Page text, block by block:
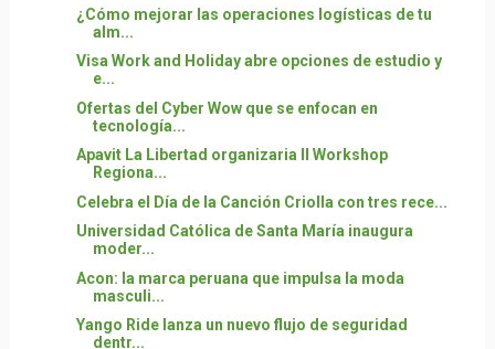
¿Cómo mejorar las operaciones logísticas de tu
alm...
Visa Work and Holiday abre opciones de estudio y
e...
Ofertas del Cyber Wow que se enfocan en
tecnología...
Apavit La Libertad organizaria II Workshop
Regiona...
Celebra el Día de la Canción Criolla con tres rece...
Universidad Católica de Santa María inaugura
moder...
Acon: la marca peruana que impulsa la moda
masculi...
Yango Ride lanza un nuevo flujo de seguridad
dentr...